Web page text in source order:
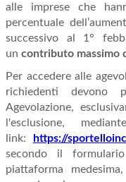
alle imprese che
percentuale
successivo al 1°
un contributo massimo
Per accedere alle
richiedenti devono
Agevolazione,
l'esclusione,
link:
https://
secondo il
piattaforma